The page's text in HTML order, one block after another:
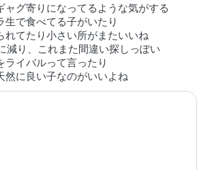
ャグ寄りになってるような気がする
生で食べてる子がいたり
れてたり小さい所がまたいいね
減り、これまた間違い探しっぽい
ライバルって言ったり
然に良い子なのがいいよね